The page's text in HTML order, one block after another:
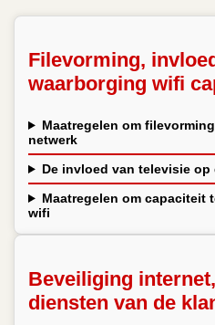
Filevorming,
waarborging wifi
Maatregelen om
netwerk
De invloed van televisie
Maatregelen om capaciteit
wifi
Beveiliging
diensten van de